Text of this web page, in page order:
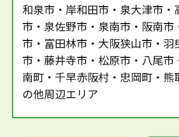
和泉市・岸和田市・泉大津市・
市・泉佐野市・泉南市・阪南市
市・富田林市・大阪狭山市・羽
市・藤井寺市・松原市・八尾市
南町・千早赤阪村・忠岡町・熊
の他周辺エリア